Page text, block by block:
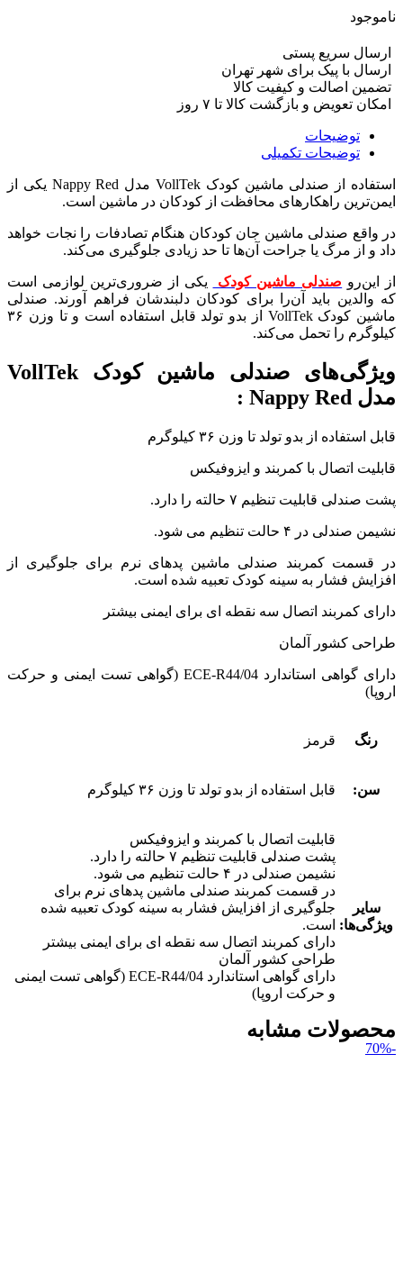
ناموجود
ارسال سریع پستی
ارسال با پیک برای شهر تهران
تضمین اصالت و کیفیت کالا
امکان تعویض و بازگشت کالا تا ۷ روز
توضیحات
توضیحات تکمیلی
استفاده از صندلی ماشین کودک VollTek مدل Nappy Red یکی از
ایمن‌ترین راهکارهای محافظت از کودکان در ماشین است.
در واقع صندلی ماشین جان کودکان هنگام تصادفات را نجات خواهد
داد و از مرگ یا جراحت آن‌ها تا حد زیادی جلوگیری می‌کند.
از این‌رو صندلی ماشین کودک
یکی از ضروری‌ترین لوازمی است
که والدین باید آن‌را برای کودکان دلبندشان فراهم آورند. صندلی
ماشین کودک VollTek از بدو تولد قابل استفاده است و تا وزن ۳۶
کیلوگرم را تحمل می‌کند.
ویژگی‌های صندلی ماشین کودک VollTek
مدل Nappy Red :
قابل استفاده از بدو تولد تا وزن ۳۶ کیلوگرم
قابلیت اتصال با کمربند و ایزوفیکس
پشت صندلی قابلیت تنظیم ۷ حالته را دارد.
نشیمن صندلی در ۴ حالت تنظیم می شود.
در قسمت کمربند صندلی ماشین پدهای نرم برای جلوگیری از
افزایش فشار به سینه کودک تعبیه شده است.
دارای کمربند اتصال سه نقطه ای برای ایمنی بیشتر
طراحی کشور آلمان
دارای گواهی استاندارد ECE-R44/04 (گواهی تست ایمنی و حرکت
اروپا)
رنگ قرمز
سن: قابل استفاده از بدو تولد تا وزن ۳۶ کیلوگرم
سایر
ویژگی‌ها:
قابلیت اتصال با کمربند و ایزوفیکس
پشت صندلی قابلیت تنظیم ۷ حالته را دارد.
نشیمن صندلی در ۴ حالت تنظیم می شود.
در قسمت کمربند صندلی ماشین پدهای نرم برای
جلوگیری از افزایش فشار به سینه کودک تعبیه شده
است.
دارای کمربند اتصال سه نقطه ای برای ایمنی بیشتر
طراحی کشور آلمان
دارای گواهی استاندارد ECE-R44/04 (گواهی تست ایمنی
و حرکت اروپا)
محصولات مشابه
-70%